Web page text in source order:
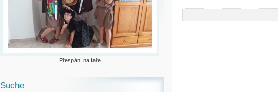
Přespání na faře
Suche